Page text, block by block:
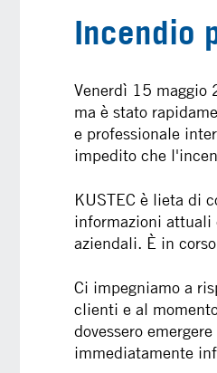
Incendio
Venerdì 15 maggio
ma è stato
e professionale
impedito che
KUSTEC è lieta di
informazioni attuali
aziendali. È in
Ci impegniamo a
clienti e al
dovessero
immediatamente